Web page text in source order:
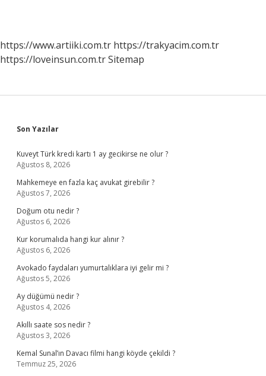
https://www.artiiki.com.tr https://trakyacim.com.tr
https://loveinsun.com.trSitemap
Sidebar
Son Yazılar
Kuveyt Türk kredi kartı 1 ay gecikirse ne olur ?
Ağustos 8, 2026
Mahkemeye en fazla kaç avukat girebilir ?
Ağustos 7, 2026
Doğum otu nedir ?
Ağustos 6, 2026
Kur korumalıda hangi kur alınır ?
Ağustos 6, 2026
Avokado faydaları yumurtalıklara iyi gelir mi ?
Ağustos 5, 2026
Ay düğümü nedir ?
Ağustos 4, 2026
Akıllı saate sos nedir ?
Ağustos 3, 2026
Kemal Sunal’ın Davacı filmi hangi köyde çekildi ?
Temmuz 25, 2026